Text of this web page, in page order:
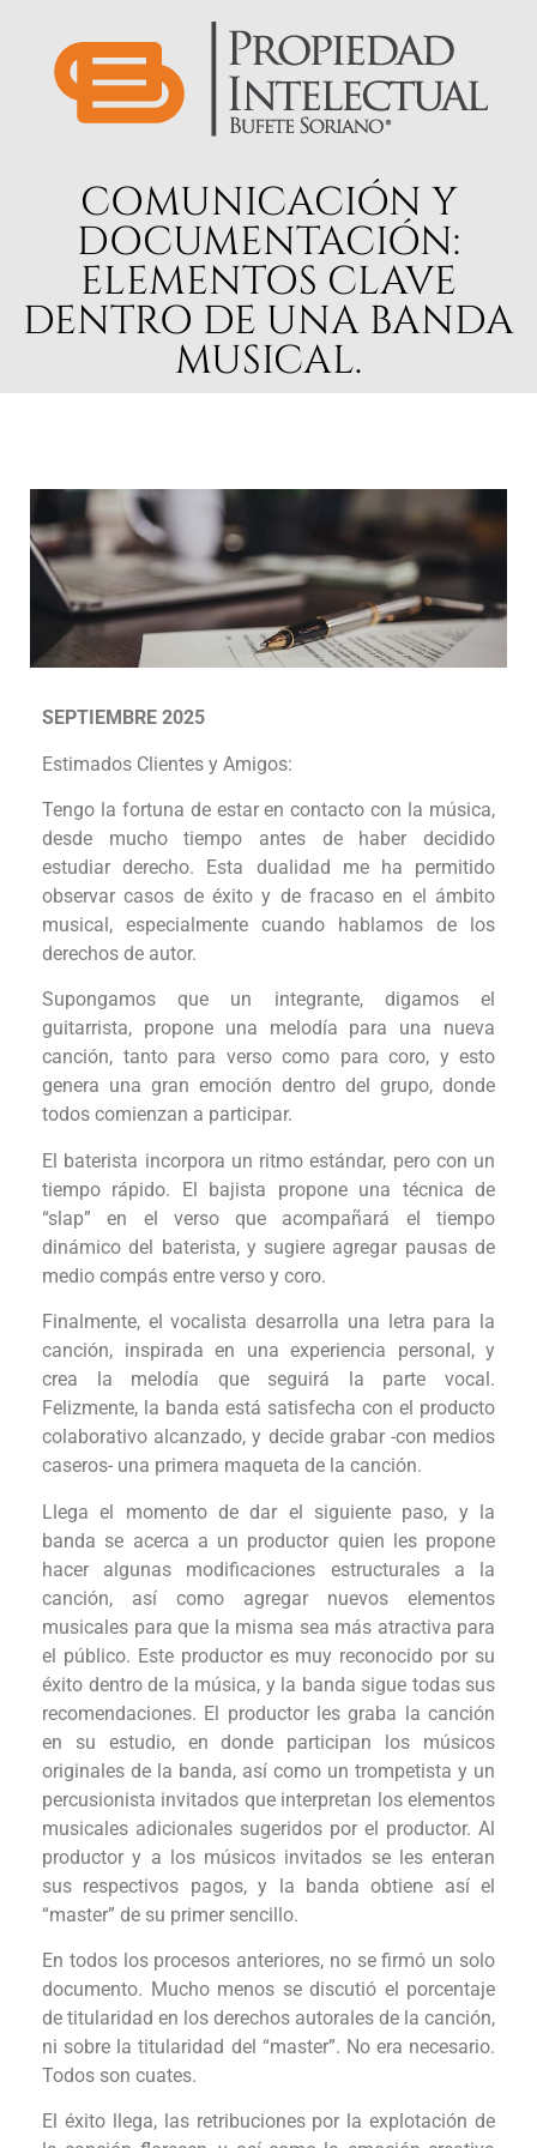
COMUNICACIÓN Y
DOCUMENTACIÓN:
ELEMENTOS CLAVE
DENTRO DE UNA BANDA
MUSICAL.
SEPTIEMBRE 2025
Estimados Clientes y Amigos:
Tengo la fortuna de estar en contacto con la música,
desde mucho tiempo antes de haber decidido
estudiar derecho. Esta dualidad me ha permitido
observar casos de éxito y de fracaso en el ámbito
musical, especialmente cuando hablamos de los
derechos de autor.
Supongamos que un integrante, digamos el
guitarrista, propone una melodía para una nueva
canción, tanto para verso como para coro, y esto
genera una gran emoción dentro del grupo, donde
todos comienzan a participar.
El baterista incorpora un ritmo estándar, pero con un
tiempo rápido. El bajista propone una técnica de
“slap” en el verso que acompañará el tiempo
dinámico del baterista, y sugiere agregar pausas de
medio compás entre verso y coro.
Finalmente, el vocalista desarrolla una letra para la
canción, inspirada en una experiencia personal, y
crea la melodía que seguirá la parte vocal.
Felizmente, la banda está satisfecha con el producto
colaborativo alcanzado, y decide grabar -con medios
caseros- una primera maqueta de la canción.
Llega el momento de dar el siguiente paso, y la
banda se acerca a un productor quien les propone
hacer algunas modificaciones estructurales a la
canción, así como agregar nuevos elementos
musicales para que la misma sea más atractiva para
el público. Este productor es muy reconocido por su
éxito dentro de la música, y la banda sigue todas sus
recomendaciones. El productor les graba la canción
en su estudio, en donde participan los músicos
originales de la banda, así como un trompetista y un
percusionista invitados que interpretan los elementos
musicales adicionales sugeridos por el productor. Al
productor y a los músicos invitados se les enteran
sus respectivos pagos, y la banda obtiene así el
“master” de su primer sencillo.
En todos los procesos anteriores, no se firmó un solo
documento. Mucho menos se discutió el porcentaje
de titularidad en los derechos autorales de la canción,
ni sobre la titularidad del “master”. No era necesario.
Todos son cuates.
El éxito llega, las retribuciones por la explotación de